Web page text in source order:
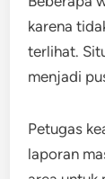
karena
terlihat.
menjadi
Petugas
laporan